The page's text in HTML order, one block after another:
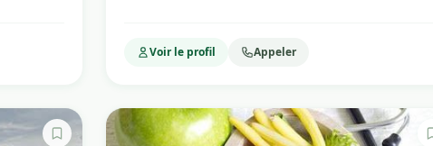
Voir le profil Appeler